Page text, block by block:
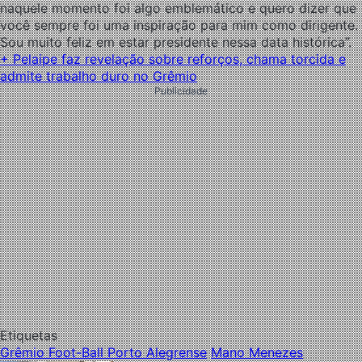
naquele momento foi algo emblemático e quero dizer que
você sempre foi uma inspiração para mim como dirigente.
Sou muito feliz em estar presidente nessa data histórica”.
+ Pelaipe faz revelação sobre reforços, chama torcida e
admite trabalho duro no Grêmio
Publicidade
Etiquetas
Grêmio Foot-Ball Porto Alegrense Mano Menezes